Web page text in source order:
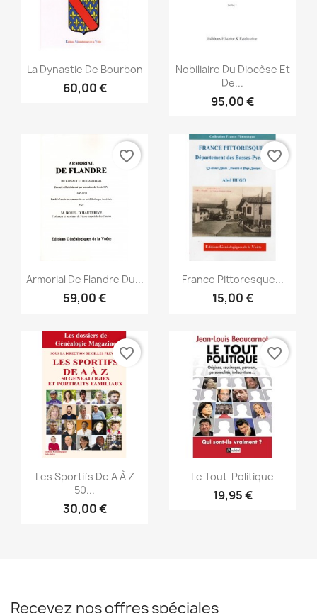
Aperçu rapide
La Dynastie De Bourbon
60,00 €
Aperçu rapide
Nobiliaire Du Diocèse Et
De...
95,00 €
Aperçu rapide
Armorial De Flandre Du...
59,00 €
favorite_border
Aperçu rapide
France Pittoresque...
15,00 €
favorite_border
 Aperçu rapide
Les Sportifs De A À Z
50...
30,00 €
favorite_border
Aperçu rapide
Le Tout-Politique
19,95 €
favorite_border
Recevez nos offres spéciales